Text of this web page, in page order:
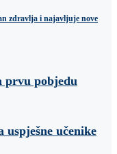
zdravlja i najavljuje nove
prvu pobjedu
učenike